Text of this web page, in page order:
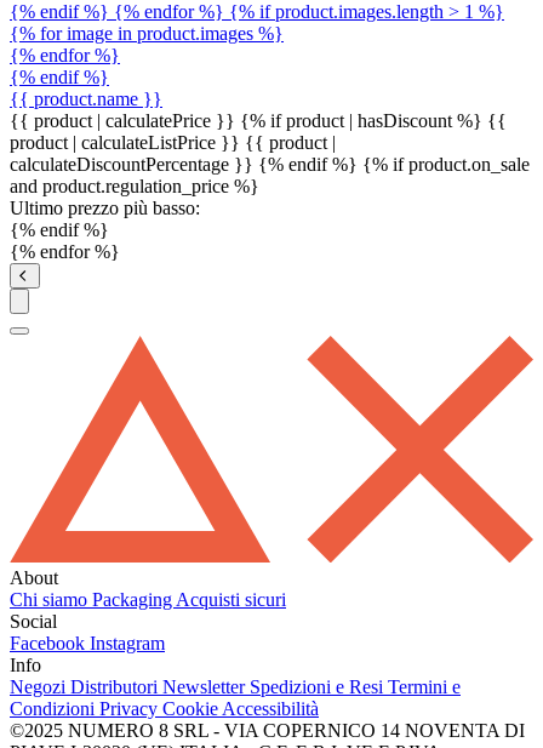
{% endif %} {% endfor %} {% if product.images.length > 1 %}
{% for image in product.images %}
{% endfor %}
{% endif %}
{{ product.name }}
{{ product | calculatePrice }} {% if product | hasDiscount %} {{
product | calculateListPrice }} {{ product |
calculateDiscountPercentage }} {% endif %} {% if product.on_sale
and product.regulation_price %}
Ultimo prezzo più basso:
{% endif %}
{% endfor %}
About
Chi siamo Packaging Acquisti sicuri
Social
Facebook Instagram
Info
Negozi Distributori Newsletter Spedizioni e Resi Termini e
Condizioni Privacy Cookie Accessibilità
©2025 NUMERO 8 SRL - VIA COPERNICO 14 NOVENTA DI